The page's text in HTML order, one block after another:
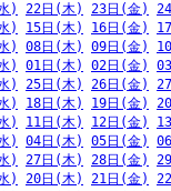
) 22日(木) 23日(金)
) 15日(木) 16日(金)
) 08日(木) 09日(金)
) 01日(木) 02日(金)
) 25日(木) 26日(金)
) 18日(木) 19日(金)
) 11日(木) 12日(金)
) 04日(木) 05日(金)
) 27日(木) 28日(金)
) 20日(木) 21日(金)